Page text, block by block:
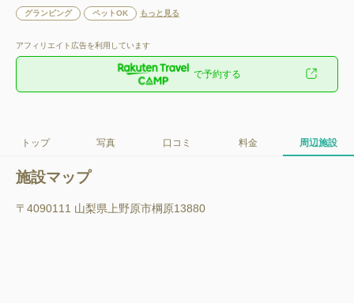
グランピング ペットOK もっと見る
アフィリエイト広告を利用しています
で予約する
トップ 写真 口コミ 料金 周辺施設
施設マップ
〒4090111 山梨県上野原市棡原13880